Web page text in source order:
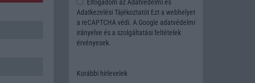
Elfogadom az Adatvédelmi és
Adatkezelési TájékoztatótEzt a webhelyet
a reCAPTCHA védi. A Google adatvédelmi
irányelve és a szolgáltatási feltételek
érvényesek.
Korábbi hírlevelek